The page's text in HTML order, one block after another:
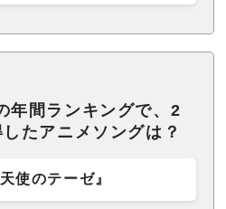
年間ランキングで、2
たアニメソングは？
使のテーゼ』